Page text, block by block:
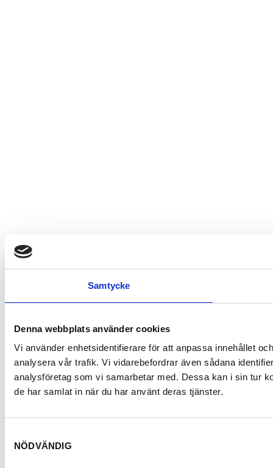
Samtycke
Denna webbplats använder cookies
Vi använder enhetsidentifierare för att anpassa innehållet
analysera vår trafik. Vi vidarebefordrar även sådana
analysföretag som vi samarbetar med. Dessa kan i sin tur
de har samlat in när du har använt deras tjänster.
NÖDVÄNDIG